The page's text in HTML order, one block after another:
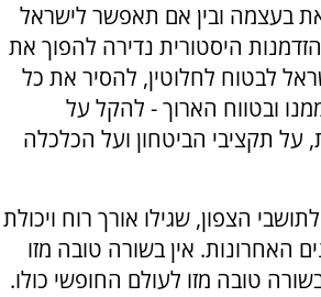
בעצמה ובין אם תאפשר לישראל
היסטורית נדירה להפוך את
לבטוח לחלוטין, להסיר את כל
ובטווח הארוך - להקל על
על תקציבי הביטחון ועל הכלכלה
הצפון, שגילו אורך רוח ויכולת
האחרונות. אין בשורה טובה מזו
טובה מזו לעולם החופשי כולו.